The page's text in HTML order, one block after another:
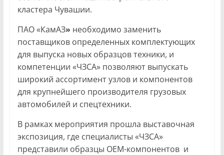
кластера Чувашии.
ПАО «КамАЗ» необходимо заменить
поставщиков определенных комплектующих
для выпуска новых образцов техники, и
компетенции «ЧЗСА» позволяют выпускать
широкий ассортимент узлов и компонентов
для крупнейшего производителя грузовых
автомобилей и спецтехники.
В рамках мероприятия прошла выставочная
экспозиция, где специалисты «ЧЗСА»
представили образцы ОЕМ-компонентов и